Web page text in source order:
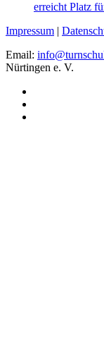
erreicht Platz
Impressum |
Email:
Nürtingen e. V.